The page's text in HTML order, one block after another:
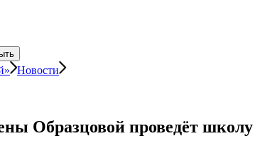
Новости
Образцовой проведёт